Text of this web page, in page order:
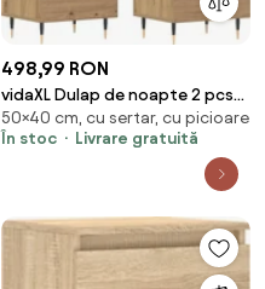
498,99 RON
vidaXL Dulap de noapte 2 pcs
Stejar Artizanal 40 x 35 x 50 cm
50×40 cm, cu sertar, cu picioare
În stoc
Livrare gratuită